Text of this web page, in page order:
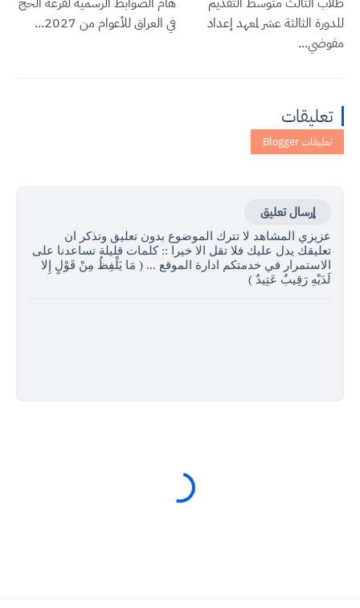
للدورة الثالثة عشر لمعهد إعداد
مفوضي...
في العراق للأعوام من 2027...
تعليقات
إرسال تعليق
عزيزي المشاهد لا تترك الموضوع بدون تعليق وتذكر ان
تعليقك يدل عليك فلا تقل الا خيرا :: كلمات قليلة تساعدنا على
الاستمرار في خدمتكم ادارة الموقع ... ( مَا يَلْفِظُ مِنْ قَوْلٍ إِلا
لَدَيْهِ رَقِيبٌ عَتِيدٌ )